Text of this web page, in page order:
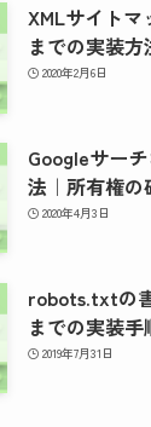
XMLサイト
までの実装
2020年2月6日
Googleサー
法｜所有権
2020年4月3日
robots.txtの
までの実装
2019年7月31日